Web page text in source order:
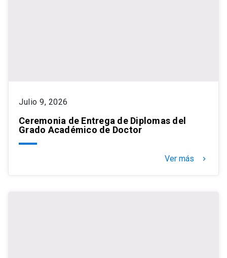
Julio 9, 2026
Ceremonia de Entrega de Diplomas del
Grado Académico de Doctor
Ver más keyboard_arrow_right